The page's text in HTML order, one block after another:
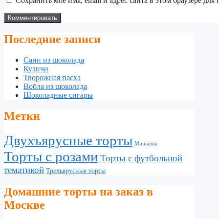
Последние записи
Сани из шоколада
Куличи
Творожная пасха
Вобла из шоколада
Шоколадные сигары
Метки
Двухъярусные торты Миньоны
Торты с розами Торты с футбольной
тематикой Трехъярусные торты
Домашние торты на заказ в
Москве